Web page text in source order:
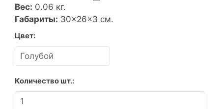
Вес: 0.06 кг.
Габариты: 30×26×3 см.
Цвет:
Количество шт.: